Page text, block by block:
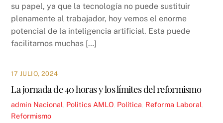
su papel, ya que la tecnología no puede sustituir
plenamente al trabajador, hoy vemos el enorme
potencial de la inteligencia artificial. Esta puede
facilitarnos muchas […]
17 JULIO, 2024
La jornada de 40 horas y los límites del reformismo
admin Nacional Politics AMLO Política Reforma Laboral
Reformismo